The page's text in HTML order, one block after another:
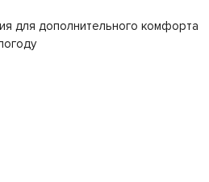
для дополнительного комфорта